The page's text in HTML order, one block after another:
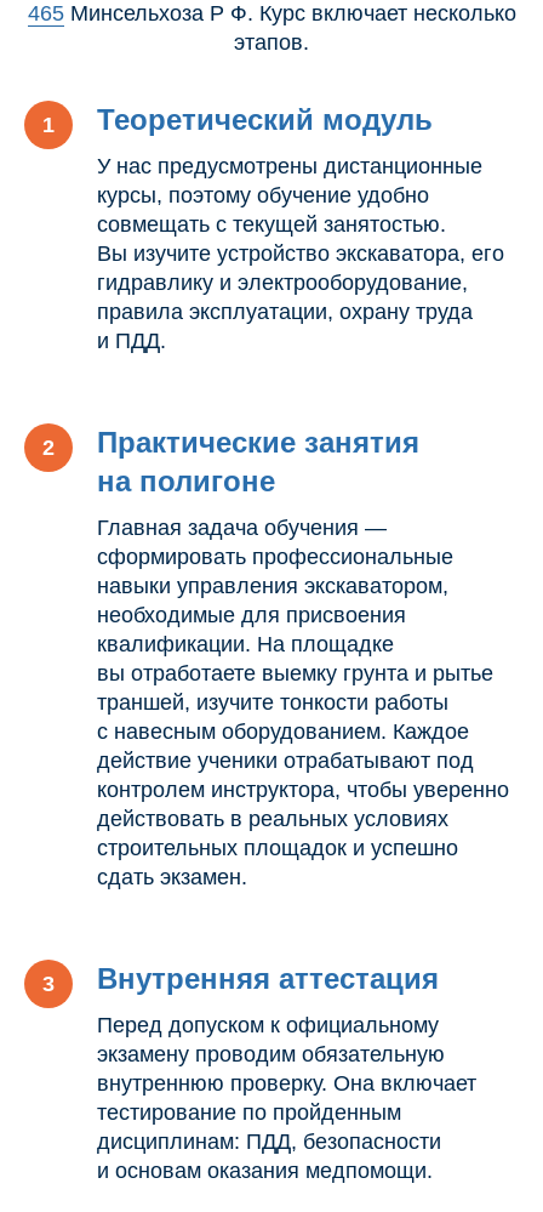
465Минсельхоза Р Ф. Курс включает несколько
этапов.
Теоретический модуль
У нас предусмотрены дистанционные
курсы, поэтому обучение удобно
совмещать с текущей занятостью.
Вы изучите устройство экскаватора, его
гидравлику и электрооборудование,
правила эксплуатации, охрану труда
и ПДД.
Практические занятия
на полигоне
Главная задача обучения —
сформировать профессиональные
навыки управления экскаватором,
необходимые для присвоения
квалификации. На площадке
вы отработаете выемку грунта и рытье
траншей, изучите тонкости работы
с навесным оборудованием. Каждое
действие ученики отрабатывают под
контролем инструктора, чтобы уверенно
действовать в реальных условиях
строительных площадок и успешно
сдать экзамен.
Внутренняя аттестация
Перед допуском к официальному
экзамену проводим обязательную
внутреннюю проверку. Она включает
тестирование по пройденным
дисциплинам: ПДД, безопасности
и основам оказания медпомощи.